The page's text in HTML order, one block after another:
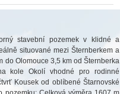
stavební pozemek v klidné a
situované mezi Šternberkem a
do Olomouce 3,5 km od Šternberka
kole Okolí vhodné pro rodinné
Kousek od oblíbené Štarnovské